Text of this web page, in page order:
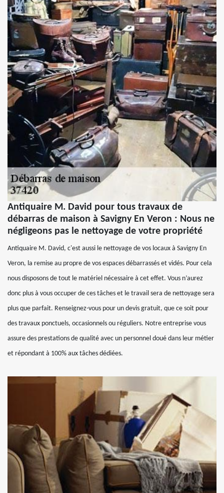
Antiquaire M. David pour tous travaux de
débarras de maison à Savigny En Veron : Nous ne
négligeons pas le nettoyage de votre propriété
Antiquaire M. David, c'est aussi le nettoyage de vos locaux à Savigny En
Veron, la remise au propre de vos espaces débarrassés et vidés. Pour cela
nous disposons de tout le matériel nécessaire à cet effet. Vous n’aurez
donc plus à vous occuper de ces tâches et le travail sera de nettoyage sera
plus que parfait. Renseignez-vous pour un devis gratuit, que ce soit pour
des travaux ponctuels, occasionnels ou réguliers. Notre entreprise vous
assure des prestations de qualité avec un personnel doué dans leur métier
et répondant à 100% aux tâches dédiées.